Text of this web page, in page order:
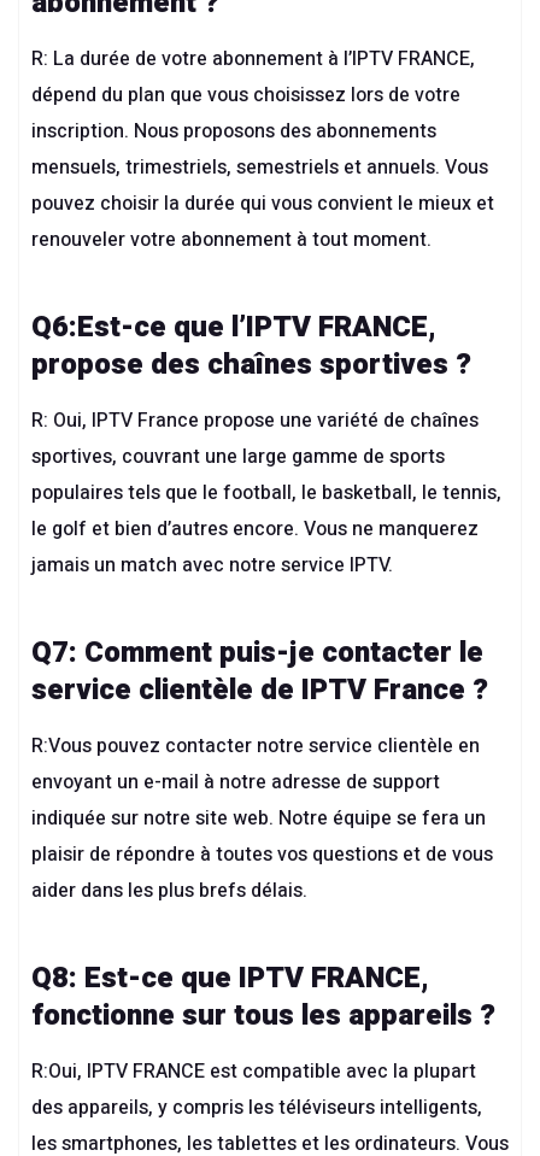
R: La durée de votre abonnement à l’IPTV FRANCE,
dépend du plan que vous choisissez lors de votre
inscription. Nous proposons des abonnements
mensuels, trimestriels, semestriels et annuels. Vous
pouvez choisir la durée qui vous convient le mieux et
renouveler votre abonnement à tout moment.
Q6:Est-ce que l’IPTV FRANCE,
propose des chaînes sportives ?
R: Oui, IPTV France propose une variété de chaînes
sportives, couvrant une large gamme de sports
populaires tels que le football, le basketball, le tennis,
le golf et bien d’autres encore. Vous ne manquerez
jamais un match avec notre service IPTV.
Q7: Comment puis-je contacter le
service clientèle de IPTV France ?
R:Vous pouvez contacter notre service clientèle en
envoyant un e-mail à notre adresse de support
indiquée sur notre site web. Notre équipe se fera un
plaisir de répondre à toutes vos questions et de vous
aider dans les plus brefs délais.
Q8: Est-ce que IPTV FRANCE,
fonctionne sur tous les appareils ?
R:Oui, IPTV FRANCE est compatible avec la plupart
des appareils, y compris les téléviseurs intelligents,
les smartphones, les tablettes et les ordinateurs. Vous